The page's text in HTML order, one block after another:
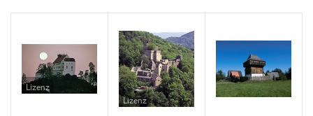
Lizenz
Lizenz